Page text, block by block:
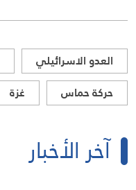
العدو الاسرائيلي
حركة حماس
غزة
آخر الأخبار